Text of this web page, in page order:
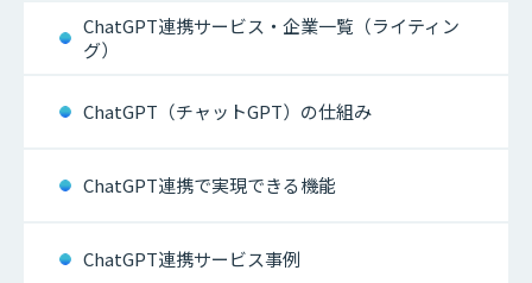
ChatGPT連携サービス・企業一覧（ライティン
グ）
ChatGPT（チャットGPT）の仕組み
ChatGPT連携で実現できる機能
ChatGPT連携サービス事例